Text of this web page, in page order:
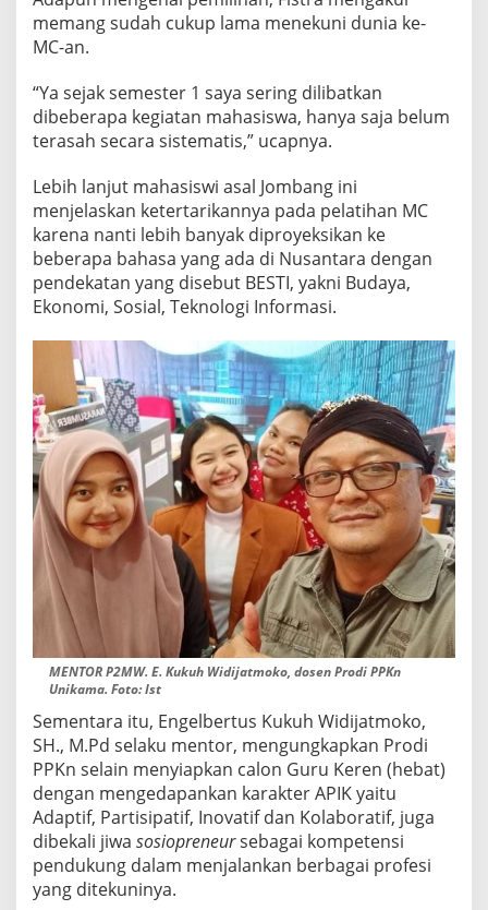
memang sudah cukup lama menekuni dunia ke-
MC-an.
“Ya sejak semester 1 saya sering dilibatkan
dibeberapa kegiatan mahasiswa, hanya saja belum
terasah secara sistematis,” ucapnya.
Lebih lanjut mahasiswi asal Jombang ini
menjelaskan ketertarikannya pada pelatihan MC
karena nanti lebih banyak diproyeksikan ke
beberapa bahasa yang ada di Nusantara dengan
pendekatan yang disebut BESTI, yakni Budaya,
Ekonomi, Sosial, Teknologi Informasi.
MENTOR P2MW. E. Kukuh Widijatmoko, dosen Prodi PPKn
Unikama. Foto: Ist
Sementara itu, Engelbertus Kukuh Widijatmoko,
SH., M.Pd selaku mentor, mengungkapkan Prodi
PPKn selain menyiapkan calon Guru Keren (hebat)
dengan mengedapankan karakter APIK yaitu
Adaptif, Partisipatif, Inovatif dan Kolaboratif, juga
dibekali jiwa sosiopreneursebagai kompetensi
pendukung dalam menjalankan berbagai profesi
yang ditekuninya.